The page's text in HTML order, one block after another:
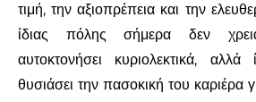
τιμή, την αξιοπρέπεια και την
ίδιας πόλης σήμερα δεν
αυτοκτονήσει κυριολεκτικά,
θυσιάσει την πασοκική του καριέρα